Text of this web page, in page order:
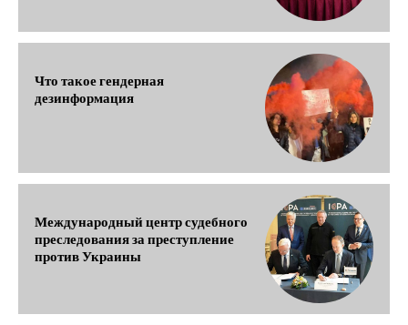
Что такое гендерная
дезинформация
Международный центр судебного
преследования за преступление
против Украины